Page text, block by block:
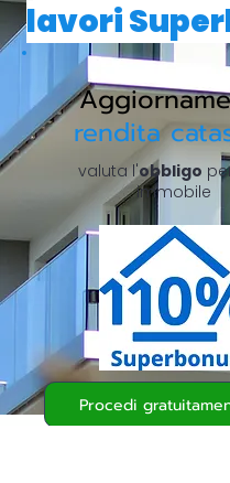
lavori
rendita
valuta l'obbligo
immobile
Procedi